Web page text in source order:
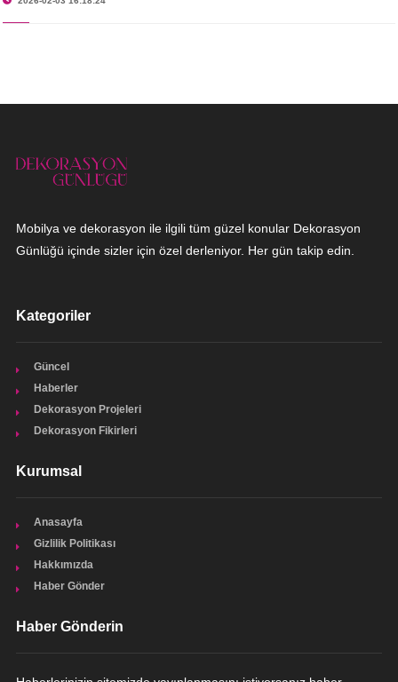
Mobilya ve dekorasyon ile ilgili tüm güzel konular Dekorasyon
Günlüğü içinde sizler için özel derleniyor. Her gün takip edin.
Kategoriler
Güncel
Haberler
Dekorasyon Projeleri
Dekorasyon Fikirleri
Kurumsal
Anasayfa
Gizlilik Politikası
Hakkımızda
Haber Gönder
Haber Gönderin